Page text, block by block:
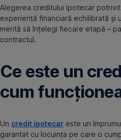
Alegerea creditului ipotecar
experiență financiară echilibrată și
merită să înțelegi fiecare etapă –
contractul.
Ce este un
cum
Un credit ipotecar este un
garantat cu locuința pe care o